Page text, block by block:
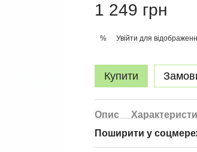
1 249 грн
% Увійти для
Купити
Опис
Поширити у